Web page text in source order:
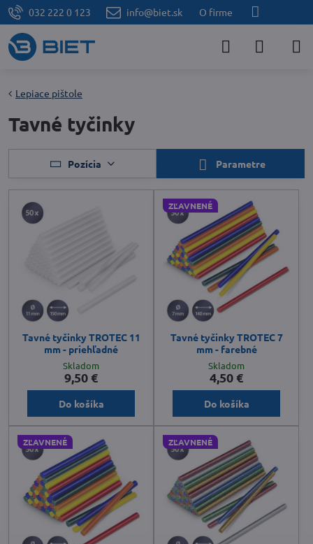
032 222 0 123 info@biet.sk O firme
Lepiace pištole
Tavné tyčinky
Pozícia Parametre
Tavné tyčinky TROTEC 11
mm - priehľadné
Skladom
9,50 €
Do košíka
ZĽAVNENÉ
Tavné tyčinky TROTEC 7
mm - farebné
Skladom
4,50 €
Do košíka
ZĽAVNENÉ ZĽAVNENÉ